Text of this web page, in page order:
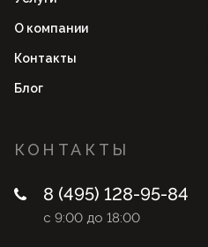
О компании
Контакты
Блог
КОНТАКТЫ
8 (495) 128-95-84
с 9:00 до 18:00